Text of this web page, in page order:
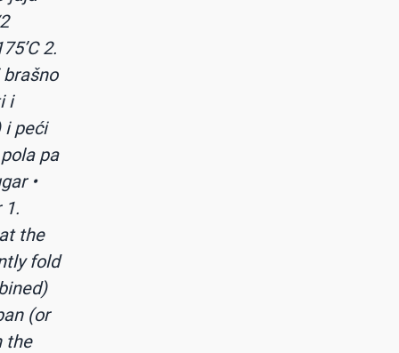
2.
i
i peći
pa
•
1.
the
fold
(or
the